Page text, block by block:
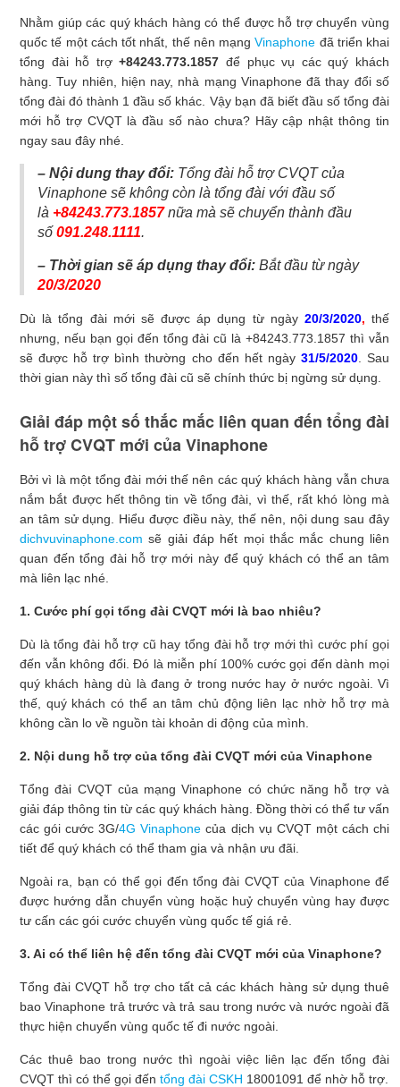
Nhằm giúp các quý khách hàng có thể được hỗ trợ chuyển vùng
quốc tế một cách tốt nhất, thế nên mạngVinaphone đã triển khai
tổng đài hỗ trợ+84243.773.1857 để phục vụ các quý khách
hàng. Tuy nhiên, hiện nay, nhà mạng Vinaphone đã thay đổi số
tổng đài đó thành 1 đầu số khác. Vậy bạn đã biết đầu số tổng đài
mới hỗ trợ CVQT là đầu số nào chưa? Hãy cập nhật thông tin
ngay sau đây nhé.
– Nội dung thay đổi: Tổng đài hỗ trợ CVQT của
Vinaphone sẽ không còn là tổng đài với đầu số
là +84243.773.1857nữa mà sẽ chuyển thành đầu
số 091.248.1111.
– Thời gian sẽ áp dụng thay đổi: Bắt đầu từ ngày
20/3/2020
Dù là tổng đài mới sẽ được áp dụng từ ngày 20/3/2020, thế
nhưng, nếu bạn gọi đến tổng đài cũ là +84243.773.1857 thì vẫn
sẽ được hỗ trợ bình thường cho đến hết ngày 31/5/2020. Sau
thời gian này thì số tổng đài cũ sẽ chính thức bị ngừng sử dụng.
Giải đáp một số thắc mắc liên quan đến tổng đài
hỗ trợ CVQT mới của Vinaphone
Bởi vì là một tổng đài mới thế nên các quý khách hàng vẫn chưa
nắm bắt được hết thông tin về tổng đài, vì thế, rất khó lòng mà
an tâm sử dụng. Hiểu được điều này, thế nên, nội dung sau đây
dichvuvinaphone.com sẽ giải đáp hết mọi thắc mắc chung liên
quan đến tổng đài hỗ trợ mới này để quý khách có thể an tâm
mà liên lạc nhé.
1. Cước phí gọi tổng đài CVQT mới là bao nhiêu?
Dù là tổng đài hỗ trợ cũ hay tổng đài hỗ trợ mới thì cước phí gọi
đến vẫn không đổi. Đó là miễn phí 100% cước gọi đến dành mọi
quý khách hàng dù là đang ở trong nước hay ở nước ngoài. Vì
thế, quý khách có thể an tâm chủ động liên lạc nhờ hỗ trợ mà
không cần lo về nguồn tài khoản di động của mình.
2. Nội dung hỗ trợ của tổng đài CVQT mới của Vinaphone
Tổng đài CVQT của mạng Vinaphone có chức năng hỗ trợ và
giải đáp thông tin từ các quý khách hàng. Đồng thời có thể tư vấn
các gói cước 3G/4G Vinaphone của dịch vụ CVQT một cách chi
tiết để quý khách có thể tham gia và nhận ưu đãi.
Ngoài ra, bạn có thể gọi đến tổng đài CVQT của Vinaphone để
được hướng dẫn chuyển vùng hoặc huỷ chuyển vùng hay được
tư cấn các gói cước chuyển vùng quốc tế giá rẻ.
3. Ai có thể liên hệ đến tổng đài CVQT mới của Vinaphone?
Tổng đài CVQT hỗ trợ cho tất cả các khách hàng sử dụng thuê
bao Vinaphone trả trước và trả sau trong nước và nước ngoài đã
thực hiện chuyển vùng quốc tế đi nước ngoài.
Các thuê bao trong nước thì ngoài việc liên lạc đến tổng đài
CVQT thì có thể gọi đến tổng đài CSKH 18001091 để nhờ hỗ trợ.